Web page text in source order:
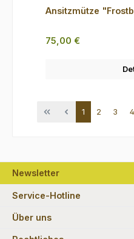
Ansitzmütze
Regulärer Preis:
75,00 €
Seite
1 Seite
2 Seite
3 4
Newsletter
Service-Hotline
Über uns